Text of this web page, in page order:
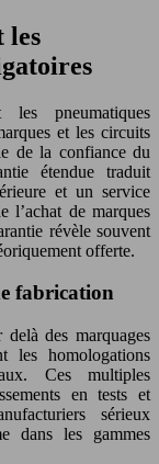
les
les pneumatiques
et les circuits
de la confiance du
étendue traduit
et un service
l’achat de marques
révèle souvent
offerte.
fabrication
des marquages
les homologations
Ces multiples
en tests et
sérieux
dans les gammes